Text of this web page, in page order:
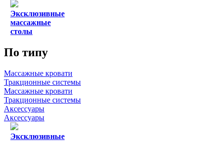
Эксклюзивные
массажные
столы
По типу
Массажные кровати
Тракционные системы
Массажные кровати
Тракционные системы
Аксессуары
Аксессуары
Эксклюзивные